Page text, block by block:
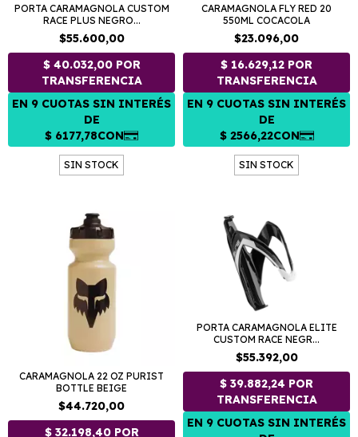
PORTA CARAMAGNOLA CUSTOM
RACE PLUS NEGRO...
$55.600,00
SIN STOCK
CARAMAGNOLA FLY RED 20
550ML COCACOLA
$23.096,00
SIN STOCK
CARAMAGNOLA 22 OZ PURIST
BOTTLE BEIGE
$44.720,00
PORTA CARAMAGNOLA ELITE
CUSTOM RACE NEGR...
$55.392,00